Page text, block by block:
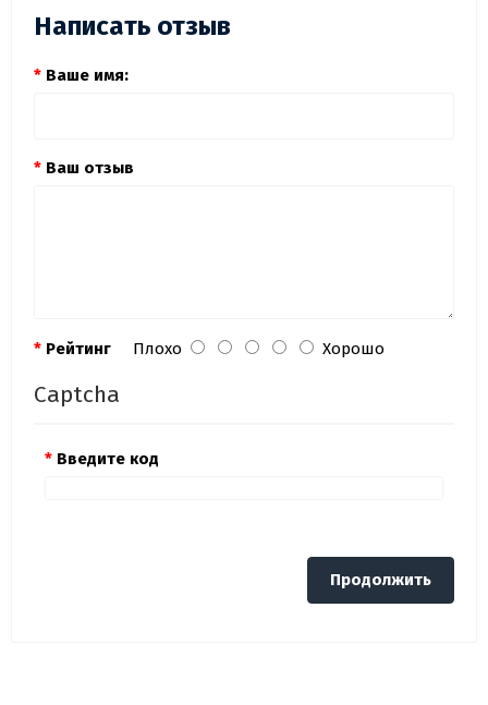
Написать отзыв
Ваше имя:
Ваш отзыв
Рейтинг Плохо Хорошо
Captcha
Введите код
Продолжить